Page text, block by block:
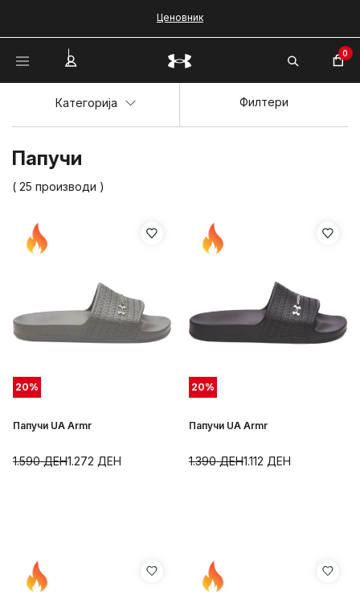
Ценовник
0
Папучи
( 25 производи )
Категорија Филтери
20%
Папучи UA Armr
1.272 ДЕН
1.590ДЕН
20%
Папучи UA Armr
1.112 ДЕН
1.390ДЕН